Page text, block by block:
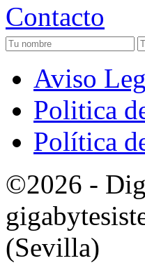
Contacto
Aviso
Politica
Política
©2026 -
(Sevilla)